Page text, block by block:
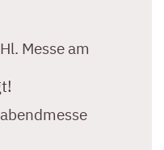
Hl. Messe am